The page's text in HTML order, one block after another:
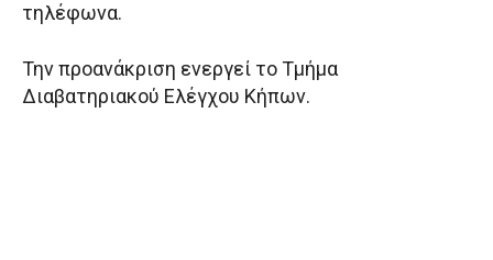
τηλέφωνα.
Την προανάκριση ενεργεί το Τμήμα
Διαβατηριακού Ελέγχου Κήπων.